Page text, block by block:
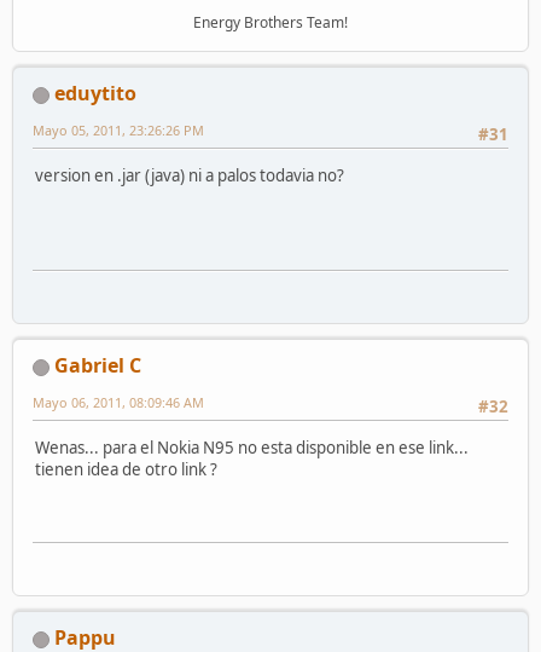
Energy Brothers Team!
eduytito
#31
Mayo 05, 2011, 23:26:26 PM
version en .jar (java) ni a palos todavia no?
Gabriel C
#32
Mayo 06, 2011, 08:09:46 AM
Wenas... para el Nokia N95 no esta disponible en ese link...
tienen idea de otro link ?
Pappu